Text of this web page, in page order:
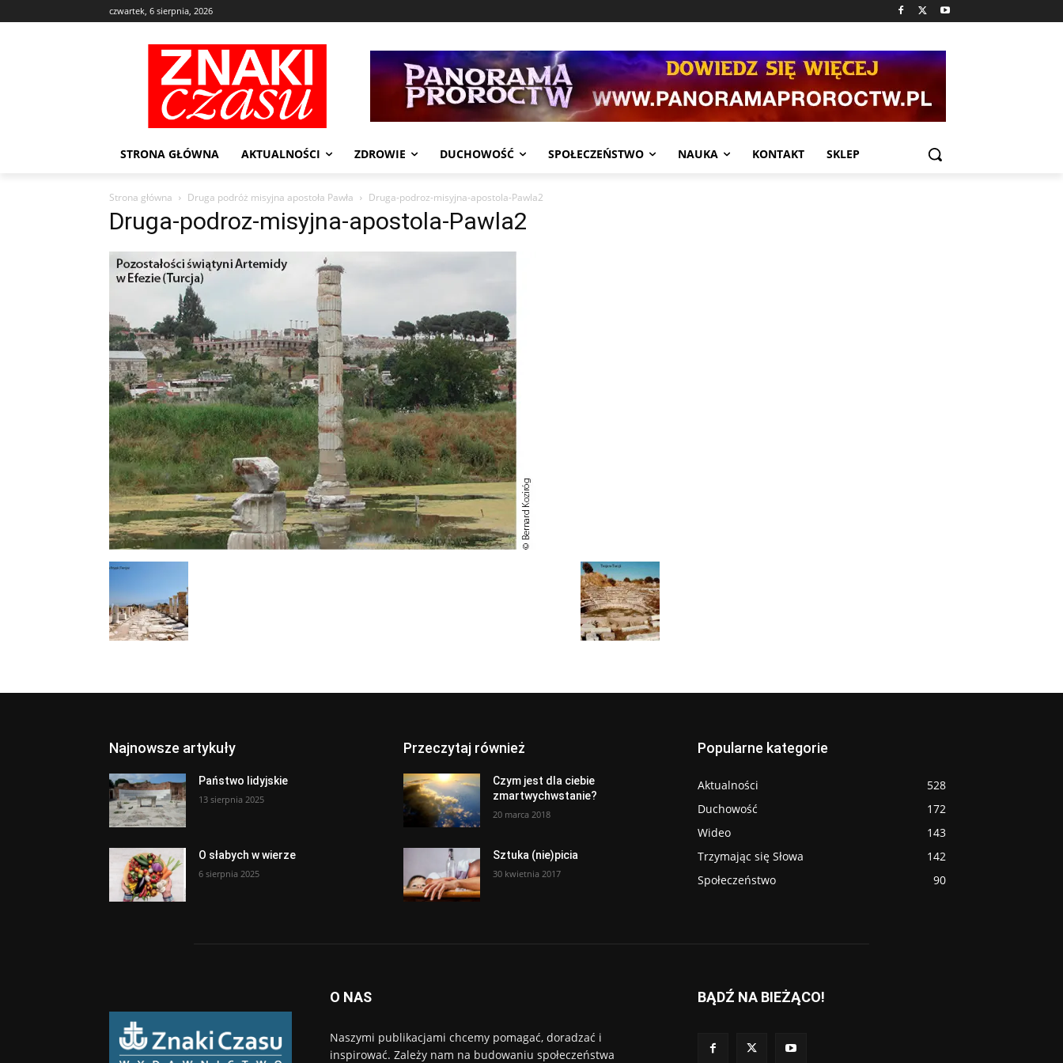
czwartek, 6 sierpnia, 2026
STRONA GŁÓWNA AKTUALNOŚCI ZDROWIE DUCHOWOŚĆ SPOŁECZEŃSTWO NAUKA KONTAKT SKLEP
Strona główna Druga podróż misyjna apostoła Pawła Druga-podroz-misyjna-apostola-Pawla2
Druga-podroz-misyjna-apostola-Pawla2
Najnowsze artykuły
Państwo lidyjskie
13 sierpnia 2025
O słabych w wierze
6 sierpnia 2025
Przeczytaj również
Czym jest dla ciebie
zmartwychwstanie?
20 marca 2018
Sztuka (nie)picia
30 kwietnia 2017
Popularne kategorie
Aktualności
528
Duchowość
172
Wideo
143
Trzymając się Słowa
142
Społeczeństwo
90
O NAS
Naszymi publikacjami chcemy pomagać, doradzać i
inspirować. Zależy nam na budowaniu społeczeństwa
BĄDŹ NA BIEŻĄCO!